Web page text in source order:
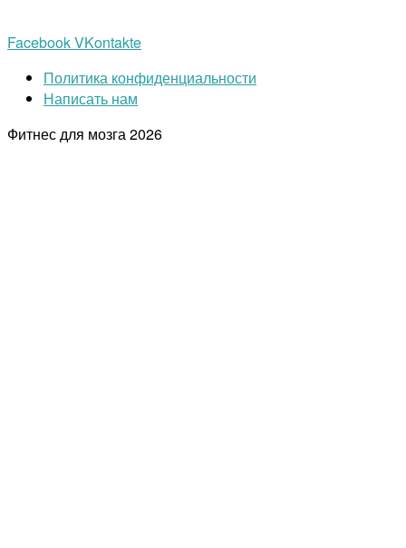
FacebookVKontakte
Политика конфиденциальности
Написать нам
Фитнес для мозга2026